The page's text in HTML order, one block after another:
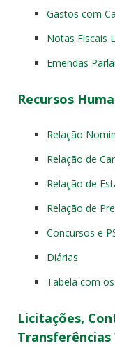
Gastos com
Notas Fiscais
Emendas
Recursos
Relação
Relação de
Relação de
Relação de
Concursos e
Diárias
Tabela com
Licitações,